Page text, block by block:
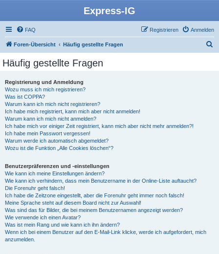
Express-IG
FAQ Anmelden
Registrieren
Foren-Übersicht Häufig gestellte Fragen
Häufig gestellte Fragen
Registrierung und Anmeldung
Wozu muss ich mich registrieren?
Was ist COPPA?
Warum kann ich mich nicht registrieren?
Ich habe mich registriert, kann mich aber nicht anmelden!
Warum kann ich mich nicht anmelden?
Ich habe mich vor einiger Zeit registriert, kann mich aber nicht mehr anmelden?!
Ich habe mein Passwort vergessen!
Warum werde ich automatisch abgemeldet?
Wozu ist die Funktion „Alle Cookies löschen“?
Benutzerpräferenzen und -einstellungen
Wie kann ich meine Einstellungen ändern?
Wie kann ich verhindern, dass mein Benutzername in der Online-Liste auftaucht?
Die Forenuhr geht falsch!
Ich habe die Zeitzone eingestellt, aber die Forenuhr geht immer noch falsch!
Meine Sprache steht auf diesem Board nicht zur Auswahl!
Was sind das für Bilder, die bei meinem Benutzernamen angezeigt werden?
Wie verwende ich einen Avatar?
Was ist mein Rang und wie kann ich ihn ändern?
Wenn ich bei einem Benutzer auf den E-Mail-Link klicke, werde ich aufgefordert, mich
anzumelden.